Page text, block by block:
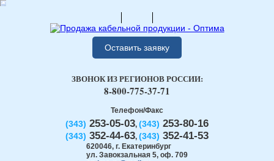
Оставить заявку
Телефон/Факс
(343) 253-05-03, (343) 253-80-16
(343) 352-44-63, (343) 352-41-53
620046, г. Екатеринбург
ул. Завокзальная 5, оф. 709
ЗВОНОК ИЗ РЕГИОНОВ РОССИИ:
8-800-775-37-71